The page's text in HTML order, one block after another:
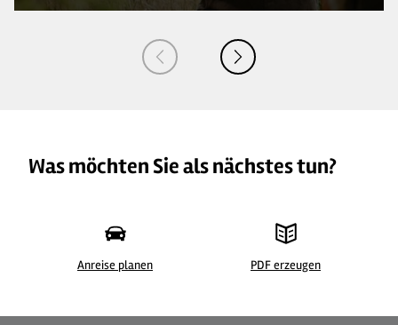
Was möchten Sie als nächstes tun?
Anreise planen PDF erzeugen